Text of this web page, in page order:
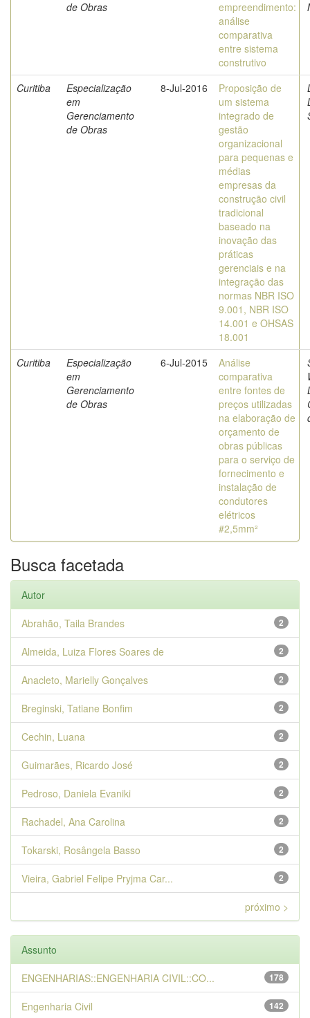
de Obras
empreendimento:
análise
comparativa
entre sistema
construtivo
Curitiba
Especialização
em
Gerenciamento
de Obras
8-Jul-2016
Proposição de
um sistema
integrado de
gestão
organizacional
para pequenas e
médias
empresas da
construção civil
tradicional
baseado na
inovação das
práticas
gerenciais e na
integração das
normas NBR ISO
9.001, NBR ISO
14.001 e OHSAS
18.001
Curitiba
Especialização
em
Gerenciamento
de Obras
6-Jul-2015
Análise
comparativa
entre fontes de
preços utilizadas
na elaboração de
orçamento de
obras públicas
para o serviço de
fornecimento e
instalação de
condutores
elétricos
#2,5mm²
Busca facetada
Autor
2
Abrahão, Taila Brandes
2
Almeida, Luiza Flores Soares de
2
Anacleto, Marielly Gonçalves
2
Breginski, Tatiane Bonfim
2
Cechin, Luana
2
Guimarães, Ricardo José
2
Pedroso, Daniela Evaniki
2
Rachadel, Ana Carolina
2
Tokarski, Rosângela Basso
2
Vieira, Gabriel Felipe Pryjma Car...
próximo >
Assunto
178
ENGENHARIAS::ENGENHARIA CIVIL::CO...
142
Engenharia Civil